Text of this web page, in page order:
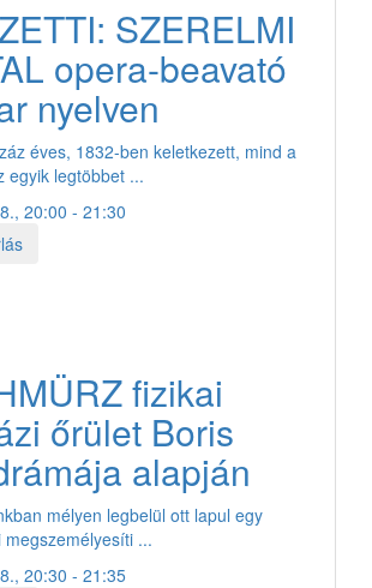
SZERELMI
opera-beavató
nyelven
éves, 1832-ben keletkezett, mind a
egyik legtöbbet ...
20:00 - 21:30
fizikai
őrület Boris
alapján
mélyen legbelül ott lapul egy
...
20:30 - 21:35